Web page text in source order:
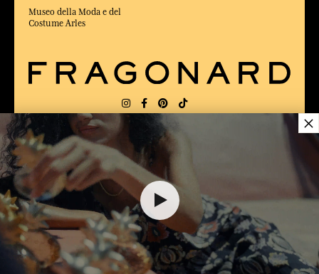
$ 74.00
AGGIUNGERE AL CARRELLO
Museo della Moda e del
Costume Arles
CONSEGNA: US
ELETTO MIGLIOR SITO DI COMMERCIO
Online 2025 dalla rivista Capital
×